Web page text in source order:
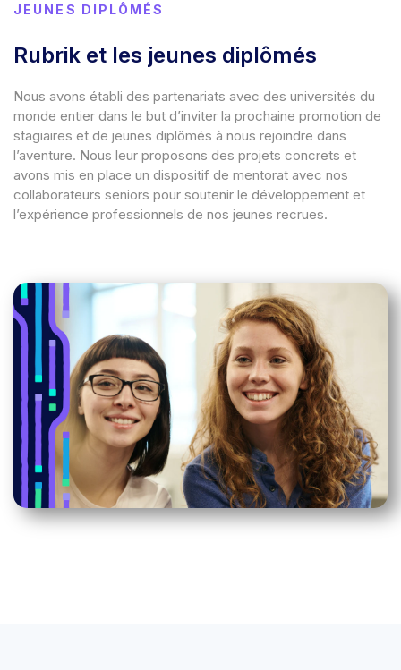
JEUNES DIPLÔMÉS
Rubrik et les jeunes diplômés
Nous avons établi des partenariats avec des universités du
monde entier dans le but d’inviter la prochaine promotion de
stagiaires et de jeunes diplômés à nous rejoindre dans
l’aventure. Nous leur proposons des projets concrets et
avons mis en place un dispositif de mentorat avec nos
collaborateurs seniors pour soutenir le développement et
l’expérience professionnels de nos jeunes recrues.